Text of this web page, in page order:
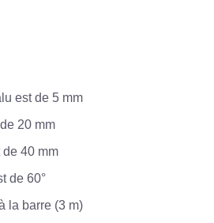
est de 5 mm
20 mm
de 40 mm
de 60°
la barre (3 m)